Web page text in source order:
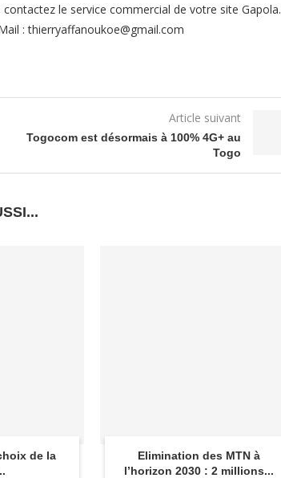
le service commercial de votre site Gapola.
: thierryaffanoukoe@gmail.com
Article suivant
Togocom est désormais à 100% 4G+ au
Togo
de la
Elimination des MTN à
l’horizon 2030 : 2 millions...